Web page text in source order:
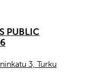
PUBLIC
3, Turku